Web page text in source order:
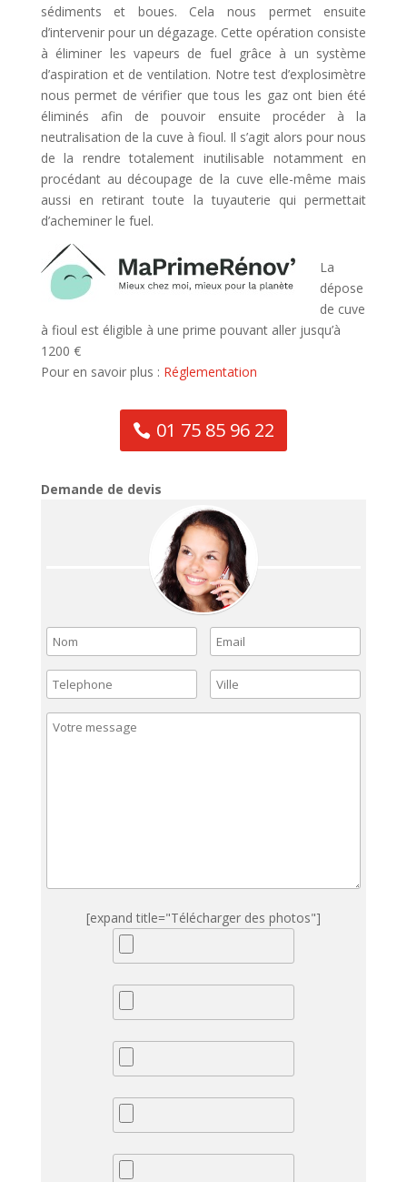
sédiments et boues. Cela nous permet ensuite
d’intervenir pour un dégazage. Cette opération consiste
à éliminer les vapeurs de fuel grâce à un système
d’aspiration et de ventilation. Notre test d’explosimètre
nous permet de vérifier que tous les gaz ont bien été
éliminés afin de pouvoir ensuite procéder à la
neutralisation de la cuve à fioul. Il s’agit alors pour nous
de la rendre totalement inutilisable notamment en
procédant au découpage de la cuve elle-même mais
aussi en retirant toute la tuyauterie qui permettait
d’acheminer le fuel.
La
dépose
de cuve
à fioul est éligible à une prime pouvant aller jusqu’à
1200 €
Pour en savoir plus : Réglementation
01 75 85 96 22
Demande de devis
[expand title="Télécharger des photos"]